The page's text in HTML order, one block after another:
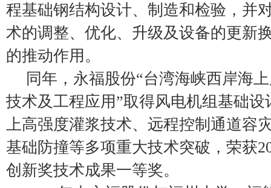
程基础钢结构设计、制造和检验，并
术的调整、优化、升级及设备的更新
的推动作用。
同年，永福股份“台湾海峡西岸海
技术及工程应用”取得风电机组基础
上高强度灌浆技术、远程控制通道容
基础防撞等多项重大技术突破，荣获
创新奖技术成果一等奖。